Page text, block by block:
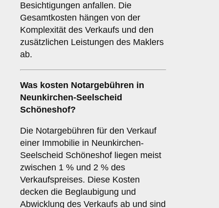
Besichtigungen anfallen. Die
Gesamtkosten hängen von der
Komplexität des Verkaufs und den
zusätzlichen Leistungen des Maklers
ab.
Was kosten Notargebühren in
Neunkirchen-Seelscheid
Schöneshof?
Die Notargebühren für den Verkauf
einer Immobilie in Neunkirchen-
Seelscheid Schöneshof liegen meist
zwischen 1 % und 2 % des
Verkaufspreises. Diese Kosten
decken die Beglaubigung und
Abwicklung des Verkaufs ab und sind